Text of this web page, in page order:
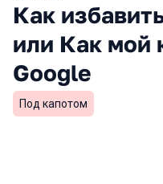
Как
или Как мой
Google
Под капотом